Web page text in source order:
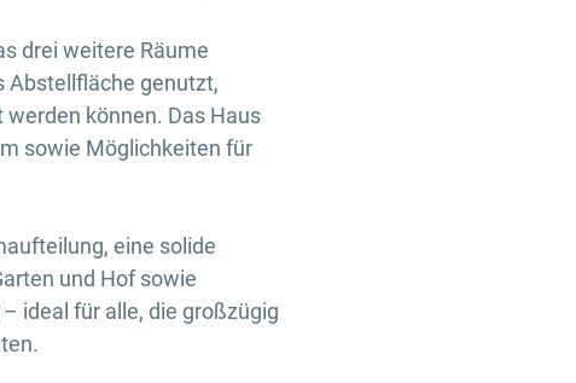
drei weitere Räume
Abstellfläche genutzt,
können. Das Haus
sowie Möglichkeiten für
eine solide
und Hof sowie
ideal für alle, die großzügig